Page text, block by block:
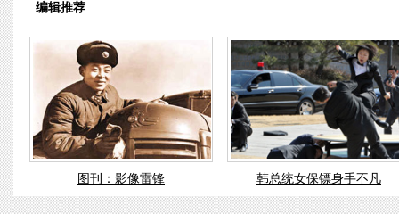
编辑推荐
图刊：影像雷锋 韩总统女保镖身手不凡